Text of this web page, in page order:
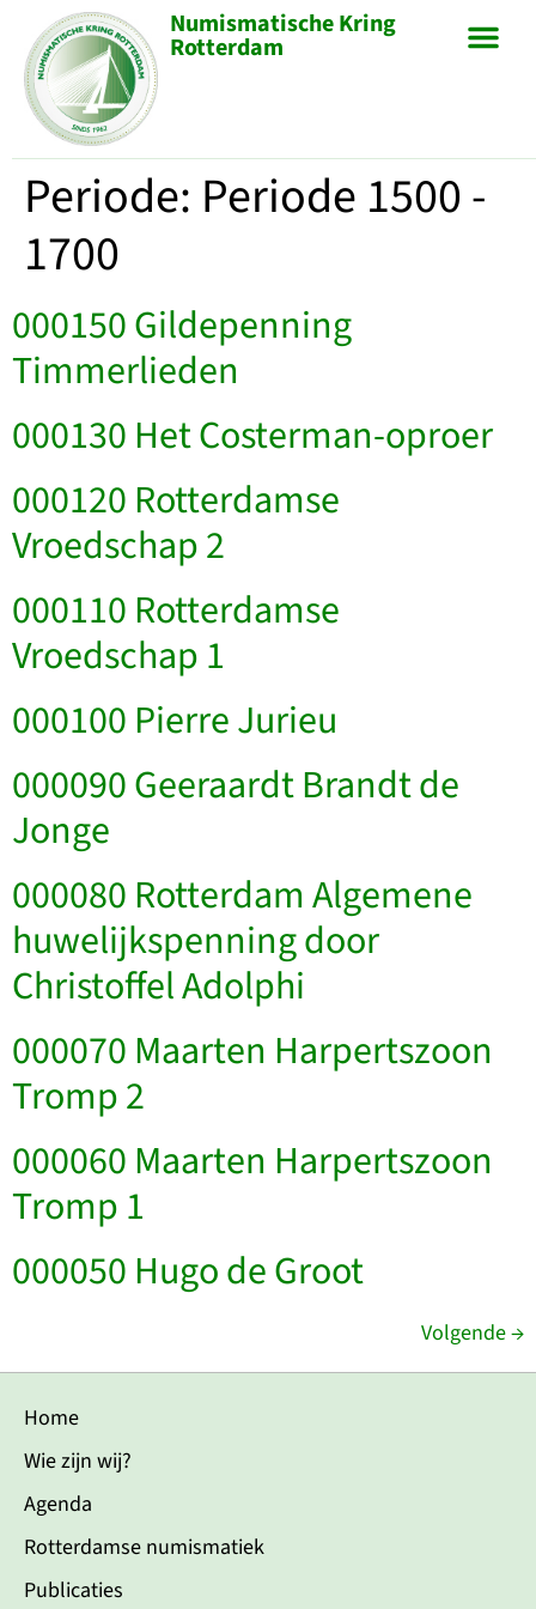
Numismatische Kring
Rotterdam
Periode: Periode 1500 -
1700
000150 Gildepenning
Timmerlieden
000130 Het Costerman-oproer
000120 Rotterdamse
Vroedschap 2
000110 Rotterdamse
Vroedschap 1
000100 Pierre Jurieu
000090 Geeraardt Brandt de
Jonge
000080 Rotterdam Algemene
huwelijkspenning door
Christoffel Adolphi
000070 Maarten Harpertszoon
Tromp 2
000060 Maarten Harpertszoon
Tromp 1
000050 Hugo de Groot
Volgende→
Home
Wie zijn wij?
Agenda
Rotterdamse numismatiek
Publicaties